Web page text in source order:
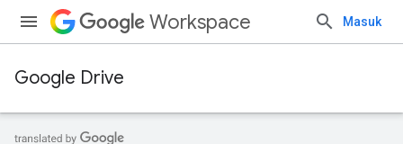
Workspace Masuk
Google Drive